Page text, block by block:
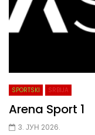
SPORTSKI SRBIJA
Arena Sport 1
3. ЈУН 2026.